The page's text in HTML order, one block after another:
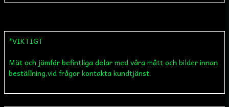
name
Namn
*VIKTIGT
Mät och jämför befintliga delar med våra mått och bilder innan
beställning,vid frågor kontakta kundtjänst.